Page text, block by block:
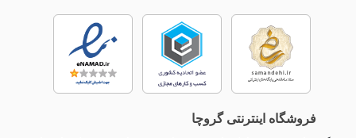
فروشگاه اینترنتی گروچا